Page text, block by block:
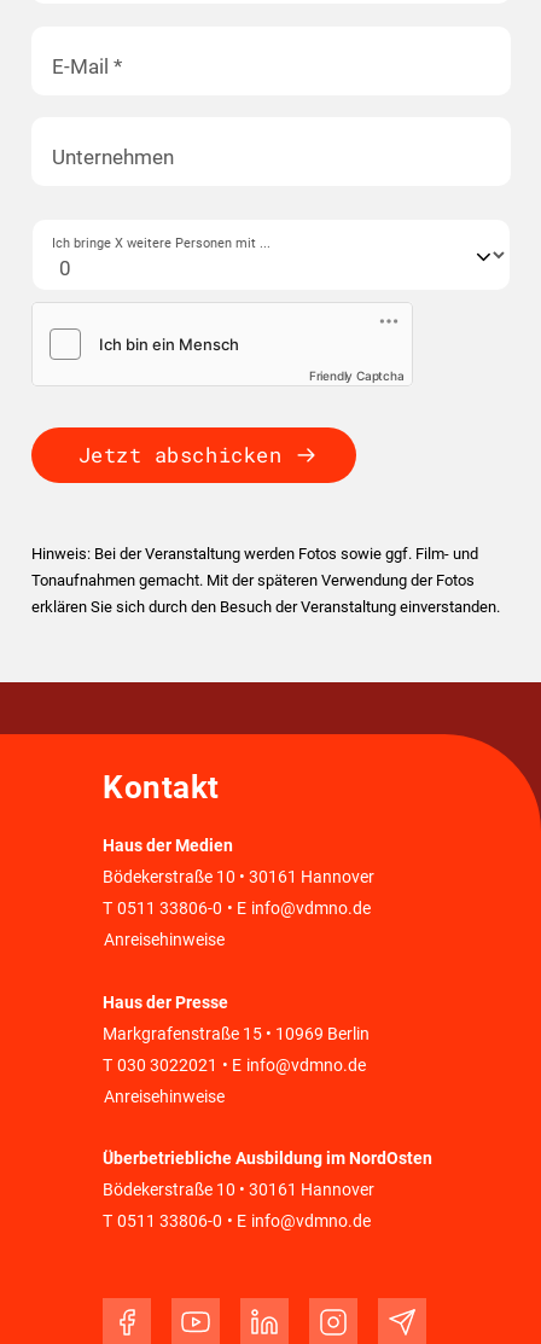
E-Mail *
Unternehmen
Ich bringe X weitere Personen mit ...
Friendly Captcha
Jetzt abschicken
Hinweis: Bei der Veranstaltung werden Fotos sowie ggf. Film- und
Tonaufnahmen gemacht. Mit der späteren Verwendung der Fotos
erklären Sie sich durch den Besuch der Veranstaltung einverstanden.
Kontakt
Haus der Medien
Bödekerstraße 10 • 30161 Hannover
T 0511 33806-0 • E info@vdmno.de
Anreisehinweise
Haus der Presse
Markgrafenstraße 15 • 10969 Berlin
T 030 3022021 • E info@vdmno.de
Anreisehinweise
Überbetriebliche Ausbildung im NordOsten
Bödekerstraße 10 • 30161 Hannover
T 0511 33806-0 • E info@vdmno.de